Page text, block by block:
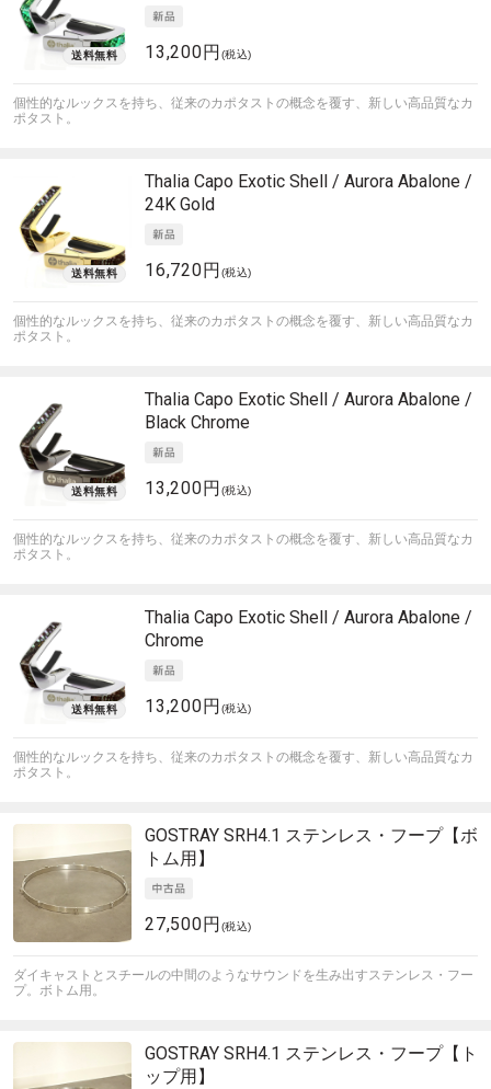
13,200円 (税込)
個性的なルックスを持ち、従来のカポタストの概念を覆す、新しい高品質なカ
ポタスト。
Thalia Capo Exotic Shell / Aurora Abalone /
24K Gold
16,720円 (税込)
個性的なルックスを持ち、従来のカポタストの概念を覆す、新しい高品質なカ
ポタスト。
Thalia Capo Exotic Shell / Aurora Abalone /
Black Chrome
13,200円 (税込)
個性的なルックスを持ち、従来のカポタストの概念を覆す、新しい高品質なカ
ポタスト。
Thalia Capo Exotic Shell / Aurora Abalone /
Chrome
13,200円 (税込)
個性的なルックスを持ち、従来のカポタストの概念を覆す、新しい高品質なカ
ポタスト。
GOSTRAY SRH4.1 ステンレス・フープ【ボ
トム用】
27,500円 (税込)
ダイキャストとスチールの中間のようなサウンドを生み出すステンレス・フー
プ。ボトム用。
GOSTRAY SRH4.1 ステンレス・フープ【ト
ップ用】